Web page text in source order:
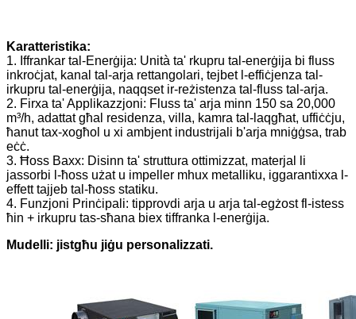
Karatteristika:
1. Iffrankar tal-Enerġija: Unità ta' rkupru tal-enerġija bi fluss
inkroċjat, kanal tal-arja rettangolari, tejbet l-effiċjenza tal-
irkupru tal-enerġija, naqqset ir-reżistenza tal-fluss tal-arja.
2. Firxa ta' Applikazzjoni: Fluss ta' arja minn 150 sa 20,000
m³/h, adattat għal residenza, villa, kamra tal-laqgħat, uffiċċju,
ħanut tax-xogħol u xi ambjent industrijali b'arja mniġġsa, trab
eċċ.
3. Ħoss Baxx: Disinn ta' struttura ottimizzat, materjal li
jassorbi l-ħoss użat u impeller mhux metalliku, iggarantixxa l-
effett tajjeb tal-ħoss statiku.
4. Funzjoni Prinċipali: tipprovdi arja u arja tal-egżost fl-istess
ħin + irkupru tas-sħana biex tiffranka l-enerġija.
Mudelli: jistgħu jiġu personalizzati.